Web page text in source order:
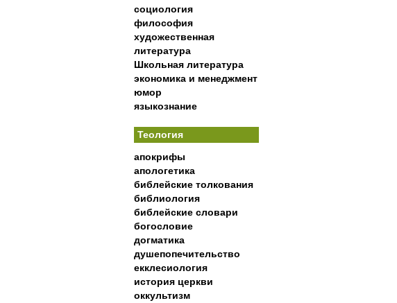
социология
философия
художественная
литература
Школьная литература
экономика и менеджмент
юмор
языкознание
Теология
апокрифы
апологетика
библейские толкования
библиология
библейские словари
богословие
догматика
душепопечительство
екклесиология
история церкви
оккультизм